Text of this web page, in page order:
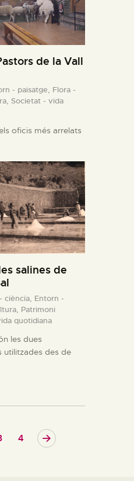
de la Vall
- paisatge, Flora -
Societat - vida
oficis més arrelats
salines de
ciència, Entorn -
Patrimoni
quotidiana
les dues
utilitzades des de
4